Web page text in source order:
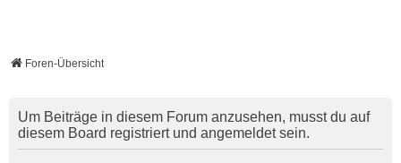
Foren-Übersicht
Um Beiträge in diesem Forum anzusehen, musst du auf
diesem Board registriert und angemeldet sein.